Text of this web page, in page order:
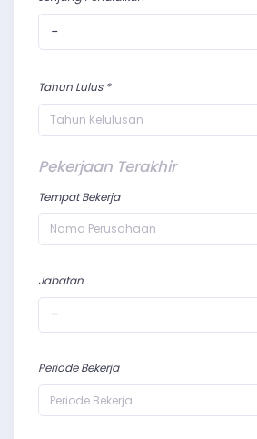
-
Tahun Lulus *
Pekerjaan Terakhir
Tempat Bekerja
Jabatan
-
Periode Bekerja